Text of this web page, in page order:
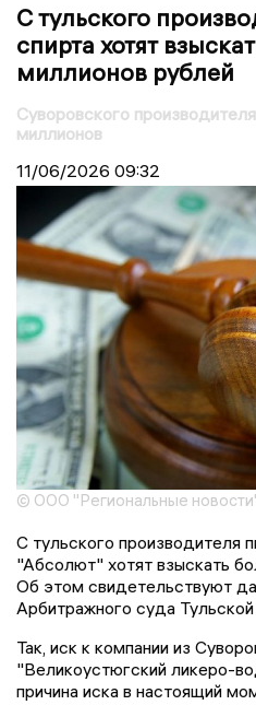
С тульского
спирта хотят
миллионов рублей
Суворовского
миллионов
11/06/2026 09:32
© ООО "Региональные
С тульского производителя
"Абсолют" хотят взыскать
Об этом свидетельствуют
Арбитражного суда Тульской
Так, иск к компании из
"Великоустюгский ликеро-
причина иска в настоящий